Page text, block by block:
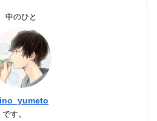
中のひと
す。